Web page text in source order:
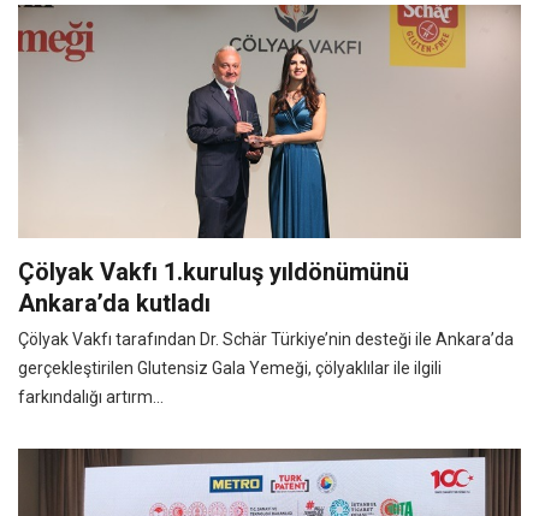
Çölyak Vakfı 1.kuruluş yıldönümünü
Ankara’da kutladı
Çölyak Vakfı tarafından Dr. Schär Türkiye’nin desteği ile Ankara’da
gerçekleştirilen Glutensiz Gala Yemeği, çölyaklılar ile ilgili
farkındalığı artırm...